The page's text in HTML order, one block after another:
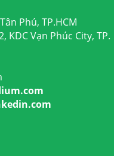
Phú, TP.HCM
KDC Vạn Phúc City, TP.